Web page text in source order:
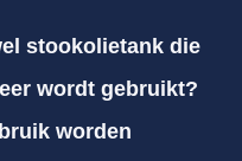
stookolietank die
wordt gebruikt?
worden